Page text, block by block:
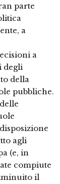
parte
a
a
degli
della
pubbliche.
agli
(e, in
compiute
il